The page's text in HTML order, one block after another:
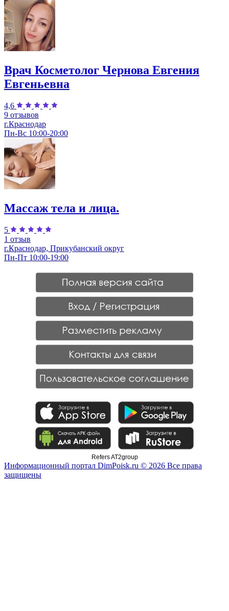
Врач Косметолог Чернова Евгения
Евгеньевна
4,6
9 отзывов
г.Краснодар
Пн-Вс 10:00-20:00
Массаж тела и лица.
5
1 отзыв
г.Краснодар, Прикубанский округ
Пн-Пт 10:00-19:00
Refers AT2group
Информационный портал DimPoisk.ru © 2026 Все права
защищены